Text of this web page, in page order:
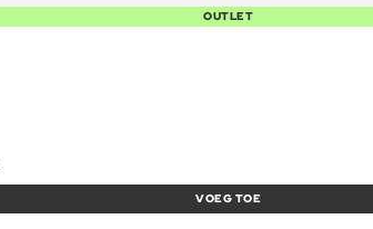
OUTLET
VOEG TOE